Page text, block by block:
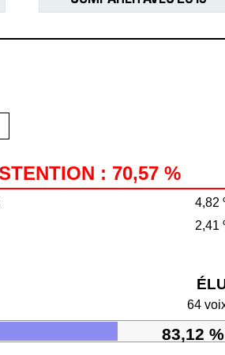
: 70,57 %
4,82
2,41
64
83,12 %